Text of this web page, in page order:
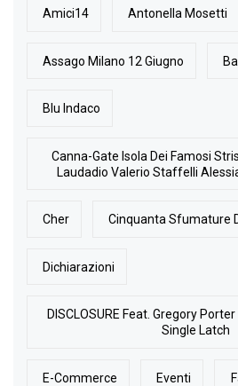
Amici14 Antonella Mosetti
Assago Milano 12 Giugno
Blu Indaco
Canna-Gate Isola Dei Famosi
Laudadio Valerio Staffelli
Cher Cinquanta Sfumature
Dichiarazioni
DISCLOSURE Feat. Gregory Porter
Single Latch
E-Commerce Eventi